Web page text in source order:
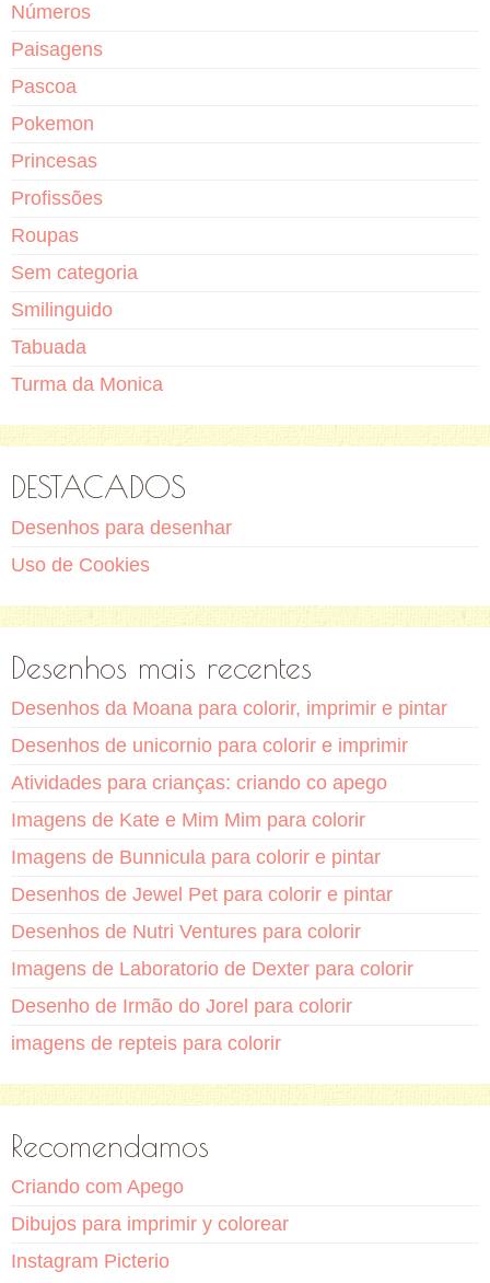
Números
Paisagens
Pascoa
Pokemon
Princesas
Profissões
Roupas
Sem categoria
Smilinguido
Tabuada
Turma da Monica
DESTACADOS
Desenhos para desenhar
Uso de Cookies
Desenhos mais recentes
Desenhos da Moana para colorir, imprimir e pintar
Desenhos de unicornio para colorir e imprimir
Atividades para crianças: criando co apego
Imagens de Kate e Mim Mim para colorir
Imagens de Bunnicula para colorir e pintar
Desenhos de Jewel Pet para colorir e pintar
Desenhos de Nutri Ventures para colorir
Imagens de Laboratorio de Dexter para colorir
Desenho de Irmão do Jorel para colorir
imagens de repteis para colorir
Recomendamos
Criando com Apego
Dibujos para imprimir y colorear
Instagram Picterio